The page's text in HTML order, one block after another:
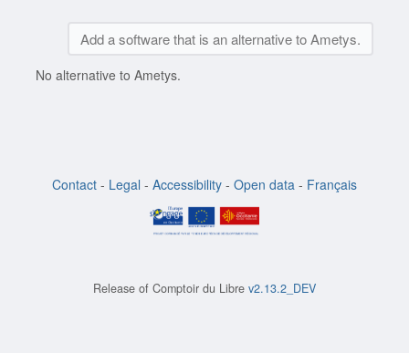
Add a software that is an alternative to Ametys.
No alternative to Ametys.
Contact - Legal - Accessibility - Open data - Français
Release of Comptoir du Libre v2.13.2_DEV